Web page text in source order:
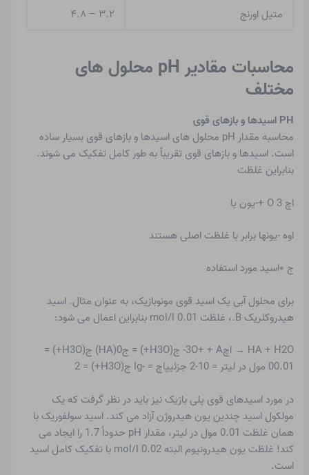
متیل اورنج ۳.۲ – ۴.۸
محاسبات مقادیر pH محلول های
مختلف
PH اسیدها و بازهای قوی
محاسبه مقدار pH محلول های اسیدها و بازهای قوی بسیار ساده
است. اسیدها و بازهای قوی تقریباً به طور کامل تفکیک می شوند.
بنابراین غلظت
اچ 3 O +-یون یا
اوه -یونها برابر با غلظت اصلی هستند
ج ۰اسید مورد استفاده
برای محلول آبی یک اسید قوی مونوبازیک، به عنوان مثال. اسید
هیدروکلریک B.، غلظت 0.01 mol/l بنابراین اعمال می شود:
HA + H2O → اچ3O+ + A- ج(H3O+) = ج0(HA) ج(H3O+) =
00.01 مول در لیتر = 10-2 جزئیپاچ = -lg ج(H3O+) = 2
در مورد اسیدهای قوی پلی بازیک نیز باید در نظر گرفت که یک
مولکول اسید چندین یون هیدروژن آزاد می کند. اسید سولفوریک با
همان غلظت 0.01 مول در لیتر، مقدار pH حدوداً 1.7 را ایجاد می
کند! غلظت یون هیدرونیوم البته 0.02 mol/l با تفکیک کامل اسید
است.